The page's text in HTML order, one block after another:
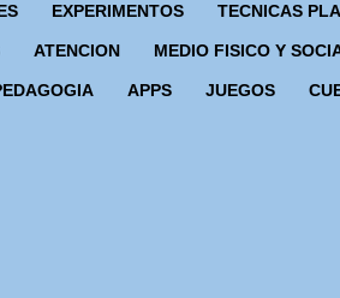
EXPERIMENTOS TECNICAS
ATENCION MEDIO FISICO Y
APPS JUEGOS